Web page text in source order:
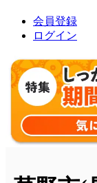
会員登録
ログイン